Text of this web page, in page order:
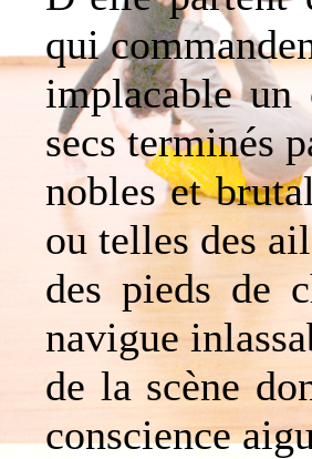
qui
implacable un
secs terminés
nobles et
ou telles des
des pieds de
navigue
de la scène
conscience